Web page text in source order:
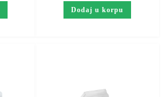
Dodaj u korpu